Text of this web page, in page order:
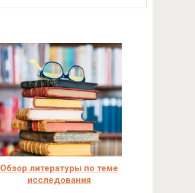
Обзор литературы по теме
исследования